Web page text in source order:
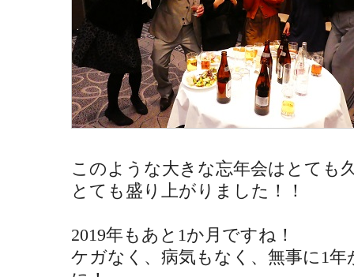
このような大きな忘年会はとても
とても盛り上がりました！！
2019年もあと1か月ですね！
ケガなく、病気もなく、無事に1